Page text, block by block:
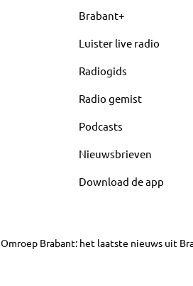
Brabant+
Luister live radio
Radiogids
Radio gemist
Podcasts
Nieuwsbrieven
Download de app
Omroep Brabant: het laatste nieuws uit